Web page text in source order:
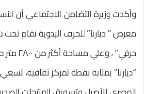
وأكدت وزيرة التضامن الاجتماعي أن
معرض ” ديارنا” للحرف اليدوية تقام
حرفي” ،
“ديارنا” بمثابة نقطة تمركز ثقافية،